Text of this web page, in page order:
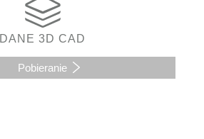
DANE 3D CAD
Pobieranie